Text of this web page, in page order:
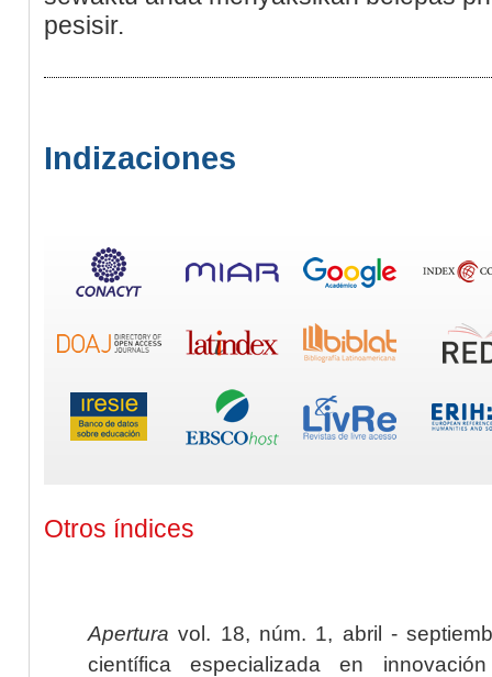
pesisir.
Indizaciones
Otros índices
Apertura vol. 18, núm. 1, abril -
científica especializada en